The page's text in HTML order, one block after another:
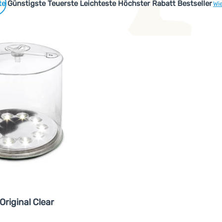
Günstigste Teuerste Leichteste Höchster Rabatt Bestseller
Produkte
Clear